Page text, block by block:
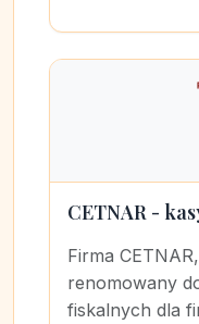
CETNAR -
Firma
renomowany
fiskalnych dla